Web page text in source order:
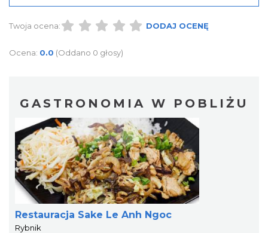
Twoja ocena: DODAJ OCENĘ
Ocena: 0.0 (Oddano 0 głosy)
GASTRONOMIA W POBLIŻU
Restauracja Sake Le Anh Ngoc
Rybnik